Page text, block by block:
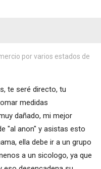
por varios estados de
te seré directo, tu
medidas
dañado, mi mejor
"al anon" y asistas esto
ella debe ir a un grupo
a un sicologo, ya que